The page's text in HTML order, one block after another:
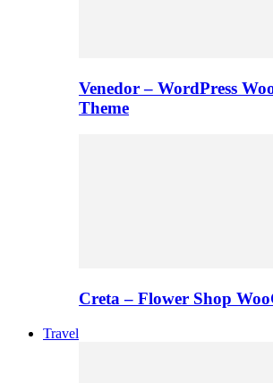
Venedor – WordPress
Theme
Creta – Flower Shop
Travel